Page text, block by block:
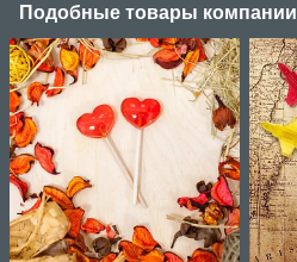
Подобные товары компании